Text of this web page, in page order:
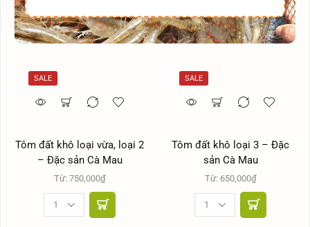
SALE
Tôm đất khô loại vừa, loại 2
– Đặc sản Cà Mau
Từ: 750,000₫
SALE
Tôm đất khô loại 3 – Đặc
sản Cà Mau
Từ: 650,000₫